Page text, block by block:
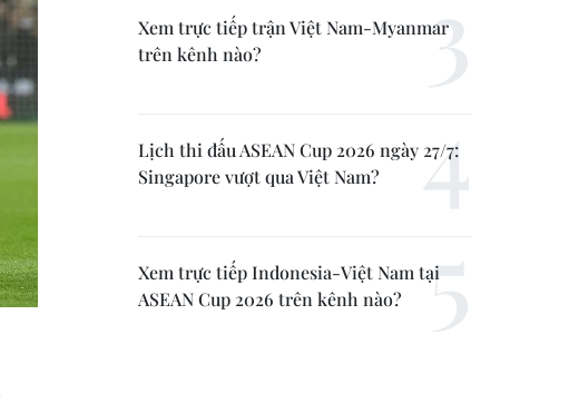
Xem trực tiếp trận Việt Nam-Myanmar
trên kênh nào?
Lịch thi đấu ASEAN Cup 2026 ngày 27/7:
Singapore vượt qua Việt Nam?
Xem trực tiếp Indonesia-Việt Nam tại
ASEAN Cup 2026 trên kênh nào?